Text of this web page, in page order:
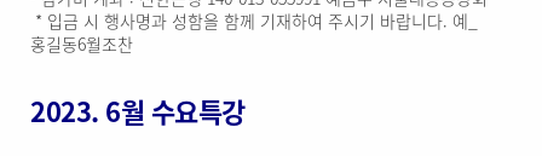
* 입금 시 행사명과 성함을 함께 기재하여 주시기 바랍니다. 예_
홍길동6월조찬
2023. 6월 수요특강